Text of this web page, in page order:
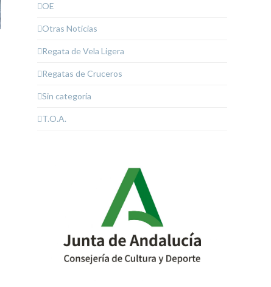
OE
Otras Noticias
Regata de Vela Ligera
Regatas de Cruceros
Sin categoría
T.O.A.